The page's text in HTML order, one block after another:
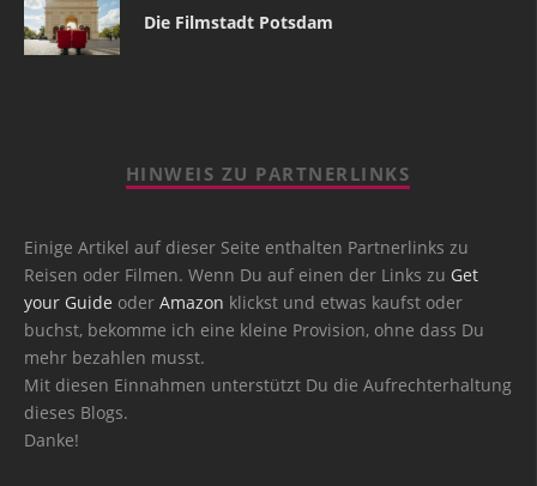
Die Filmstadt Potsdam
HINWEIS ZU PARTNERLINKS
Einige Artikel auf dieser Seite enthalten Partnerlinks zu
Reisen oder Filmen. Wenn Du auf einen der Links zu Get
your Guide oder Amazon klickst und etwas kaufst oder
buchst, bekomme ich eine kleine Provision, ohne dass Du
mehr bezahlen musst.
Mit diesen Einnahmen unterstützt Du die Aufrechterhaltung
dieses Blogs.
Danke!